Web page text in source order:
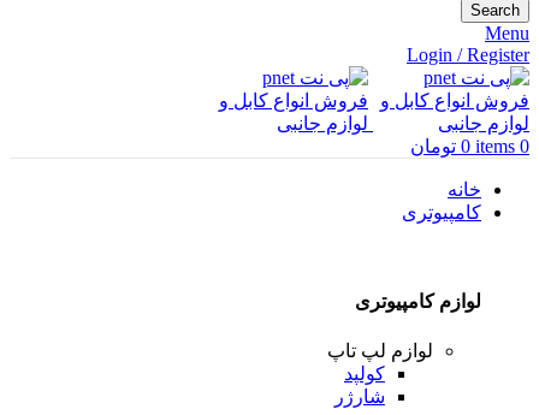
Search
Menu
Login / Register
0
items
0 تومان
خانه
کامپیوتری
لوازم کامپیوتری
لوازم لپ تاپ
کولپد
شارژر